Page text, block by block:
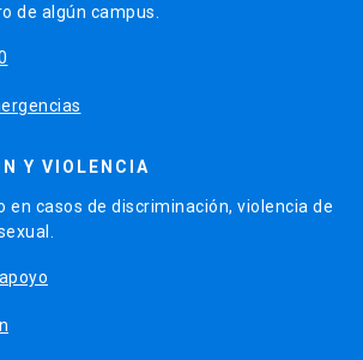
de algún campus.
Y VIOLENCIA
en casos de discriminación, violencia de